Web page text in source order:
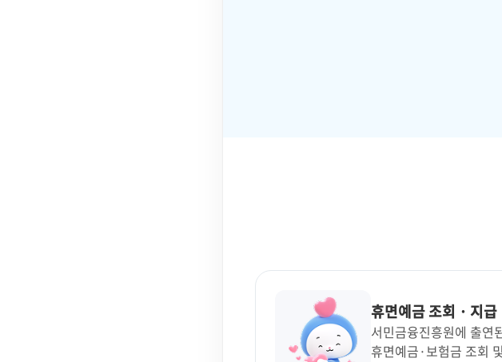
휴면예금 조회 · 지급
서민금융진흥원에 출연
휴면예금·보험금 조회